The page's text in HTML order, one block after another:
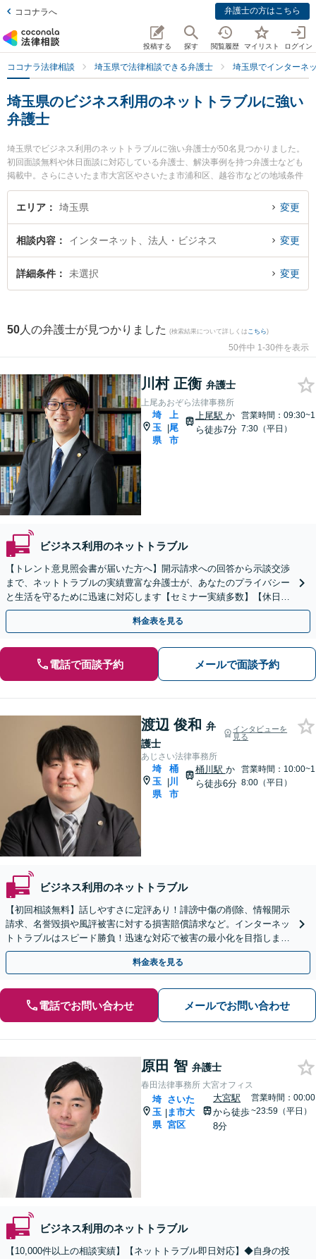
ココナラへ 弁護士の方はこちら
投稿する 探す 閲覧履歴 マイリスト ログイン
ココナラ法律相談 埼玉県で法律相談できる弁護士 埼玉県でインターネ
埼玉県のビジネス利用のネットトラブルに強い
弁護士
埼玉県でビジネス利用のネットトラブルに強い弁護士が50名見つかりました。
初回面談無料や休日面談に対応している弁護士、解決事例を持つ弁護士なども
掲載中。さらにさいたま市大宮区やさいたま市浦和区、越谷市などの地域条件
で弁護士を絞り込めます。インターネットに関係する誹謗中傷や名誉毀損、個
人特定等の細かな分野での絞り込み検索もでき便利です。特に上尾あおぞら法
どが注目されています。『埼玉県で土日や夜間に発生したビジネス利用のネッ
トトラブルのトラブルを今すぐに弁護士に相談したい』『ビジネス利用のネッ
トトラブルのトラブル解決の実績豊富な近くの弁護士を検索したい』『初回相
エリア 埼玉県 変更
相談内容 インターネット、法人・ビジネス 変更
詳細条件 未選択 変更
50 人の弁護士が見つかりました (検索結果について詳しくは こちら)
50件中 1-30件を表示
川村 正衡 弁護士
上尾あおぞら法律事務所
埼
玉
県
|
上
尾
市
上尾駅 か
ら徒歩7分
営業時間：09:30~1
7:30（平日）
ビジネス利用のネットトラブル
【トレント意見照会書が届いた方へ】開示請求への回答から示談交渉
まで、ネットトラブルの実績豊富な弁護士が、あなたのプライバシー
と生活を守るために迅速に対応します【セミナー実績多数】【休日・
夜間相談OK】【上尾駅7分】
料金表を見る
電話で面談予約 メールで面談予約
渡辺 俊和 弁
護士
インタビューを
見る
あじさい法律事務所
埼
玉
県
|
桶
川
市
桶川駅 か
ら徒歩6分
営業時間：10:00~1
8:00（平日）
ビジネス利用のネットトラブル
【初回相談無料】話しやすさに定評あり！誹謗中傷の削除、情報開示
請求、名誉毀損や風評被害に対する損害賠償請求など。インターネッ
トトラブルはスピード勝負！迅速な対応で被害の最小化を目指します
【桶川駅6分】【オンライン相談OK】【LINE連携可】
料金表を見る
電話でお問い合わせ メールでお問い合わせ
原田 智 弁護士
春田法律事務所 大宮オフィス
埼
玉
県
|
さいた
ま市大
宮区
大宮駅
から徒歩
8分
営業時間：00:00
~23:59（平日）
ビジネス利用のネットトラブル
【10,000件以上の相談実績】【ネットトラブル即日対応】◆自身の投